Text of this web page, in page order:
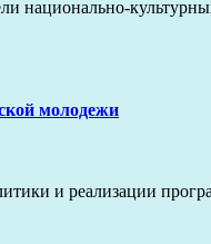
национально-
молодежи
и реализации